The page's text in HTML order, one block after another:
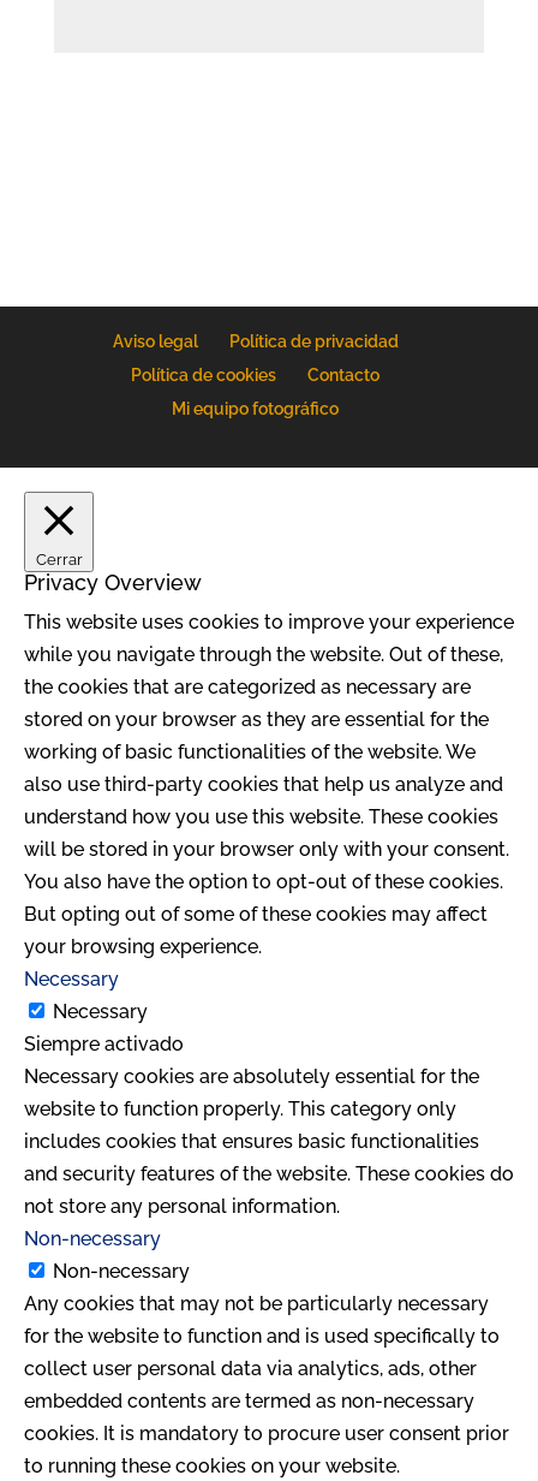
Aviso legal
Política de privacidad
Política de cookies
Contacto
Mi equipo fotográfico
Cerrar
Privacy Overview
This website uses cookies to improve your experience
while you navigate through the website. Out of these,
the cookies that are categorized as necessary are
stored on your browser as they are essential for the
working of basic functionalities of the website. We
also use third-party cookies that help us analyze and
understand how you use this website. These cookies
will be stored in your browser only with your consent.
You also have the option to opt-out of these cookies.
But opting out of some of these cookies may affect
your browsing experience.
Necessary
Necessary
Siempre activado
Necessary cookies are absolutely essential for the
website to function properly. This category only
includes cookies that ensures basic functionalities
and security features of the website. These cookies do
not store any personal information.
Non-necessary
Non-necessary
Any cookies that may not be particularly necessary
for the website to function and is used specifically to
collect user personal data via analytics, ads, other
embedded contents are termed as non-necessary
cookies. It is mandatory to procure user consent prior
to running these cookies on your website.